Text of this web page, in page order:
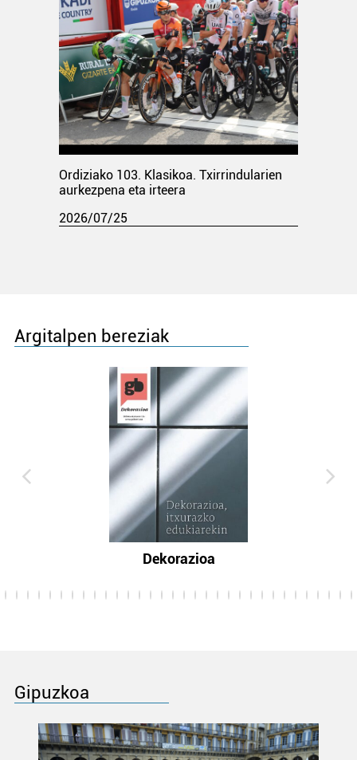
Ordiziako 103. Klasikoa. Txirrindularien
aurkezpena eta irteera
2026/07/25
Argitalpen bereziak
Dekorazioa
Gipuzkoa